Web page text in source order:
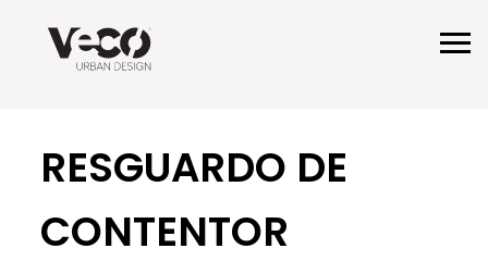
RESGUARDO DE
CONTENTOR